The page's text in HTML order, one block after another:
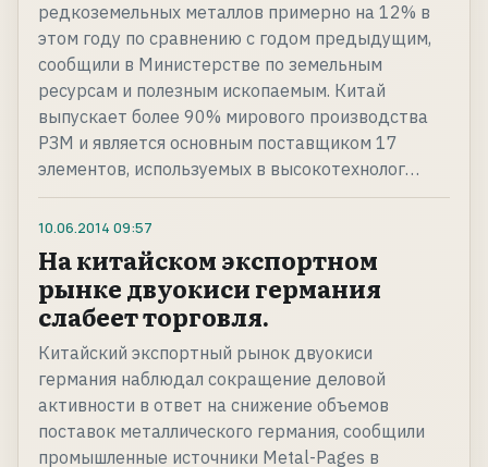
редкоземельных металлов примерно на 12% в
этом году по сравнению с годом предыдущим,
сообщили в Министерстве по земельным
ресурсам и полезным ископаемым. Китай
выпускает более 90% мирового производства
РЗМ и является основным поставщиком 17
элементов, используемых в высокотехнолог…
10.06.2014 09:57
На китайском экспортном
рынке двуокиси германия
слабеет торговля.
Китайский экспортный рынок двуокиси
германия наблюдал сокращение деловой
активности в ответ на снижение объемов
поставок металлического германия, сообщили
промышленные источники Metal-Pages в